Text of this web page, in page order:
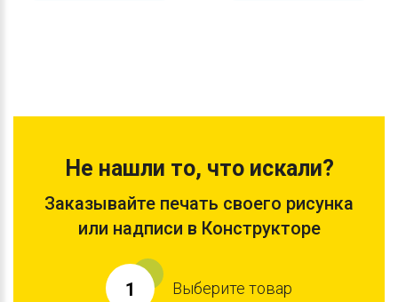
Не нашли то, что искали?
Заказывайте печать своего рисунка
или надписи в Конструкторе
1 Выберите товар